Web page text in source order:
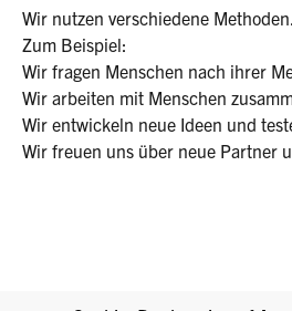
Wir nutzen verschiedene Methoden.
Zum Beispiel:
Wir fragen Menschen nach ihrer
Wir arbeiten mit Menschen
Wir entwickeln neue Ideen und
Wir freuen uns über neue Partner